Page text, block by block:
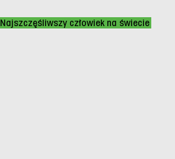
Najszczęśliwszy człowiek na świecie